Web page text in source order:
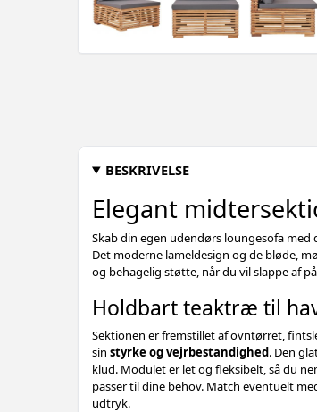
BESKRIVELSE
Elegant
Skab din egen udendørs loungesofa
Det moderne lameldesign og de bløde,
og behagelig støtte, når du vil slappe af
Holdbart teaktræ til
Sektionen er fremstillet af ovntørret,
sin styrke og vejrbestandighed. Den
klud. Modulet er let og fleksibelt, så du
passer til dine behov. Match eventuelt
udtryk.